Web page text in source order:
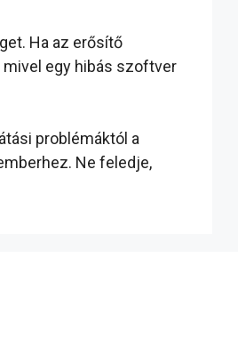
Ha az erősítő
egy hibás szoftver
problémáktól a
Ne feledje,